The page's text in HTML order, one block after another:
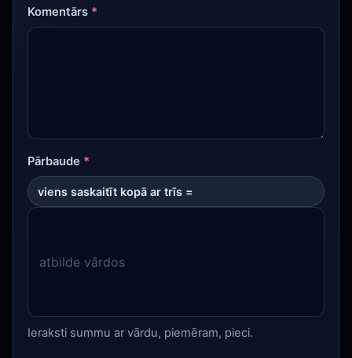
Komentārs *
Pārbaude *
viens saskaitīt kopā ar trīs =
Ieraksti summu ar vārdu, piemēram, pieci.